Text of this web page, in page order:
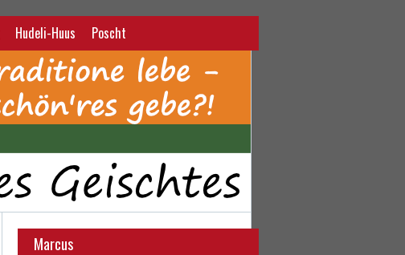
Hudeli-Huus Poscht
Marcus